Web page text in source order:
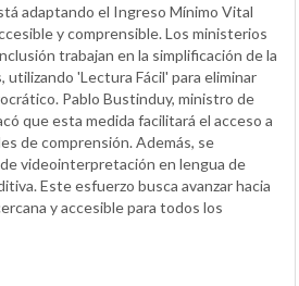
adaptando el Ingreso Mínimo Vital
y comprensible. Los ministerios
trabajan en la simplificación de la
utilizando 'Lectura Fácil' para eliminar
Pablo Bustinduy, ministro de
que esta medida facilitará el acceso a
de comprensión. Además, se
videointerpretación en lengua de
Este esfuerzo busca avanzar hacia
y accesible para todos los